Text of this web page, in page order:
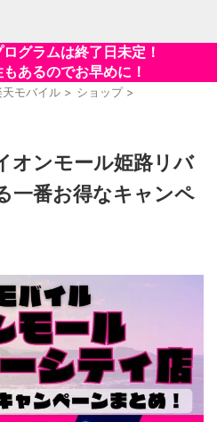
グラムは終了日未定！
あるのでお早めに！
天モバイル > ショップ >
オンモール姫路リバ
一番お得なキャンペ